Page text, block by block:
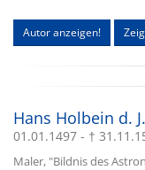
Autor anzeigen!
Hans Holbein d. J.
01.01.1497 - †
Maler, "Bildnis des